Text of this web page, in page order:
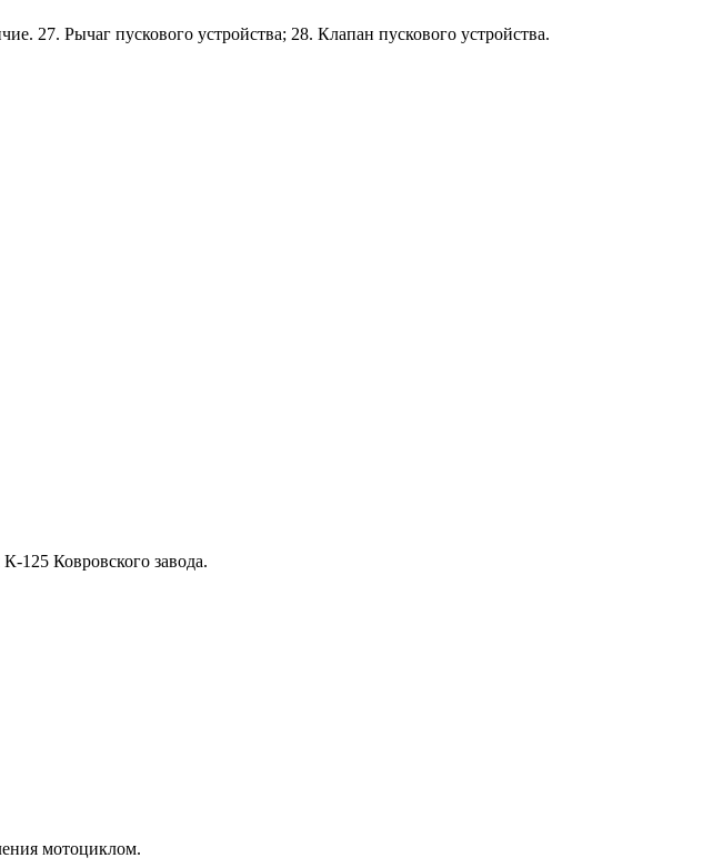
27. Рычаг пускового устройства; 28. Клапан пускового устройства.
125 Ковровского завода.
мотоциклом.